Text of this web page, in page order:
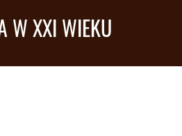
W XXI WIEKU